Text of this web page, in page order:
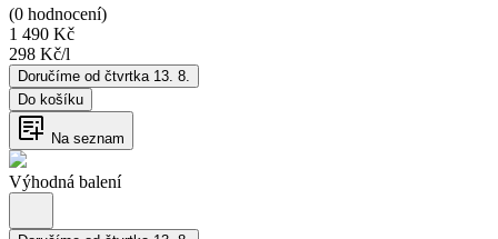
(0 hodnocení)
1 490 Kč
298 Kč/l
Doručíme od čtvrtka 13. 8.
Do košíku
Na seznam
Výhodná balení